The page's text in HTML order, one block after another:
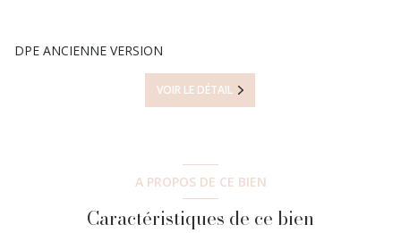
DPE ANCIENNE VERSION
VOIR LE DÉTAIL
A PROPOS DE CE BIEN
Caractéristiques de ce bien